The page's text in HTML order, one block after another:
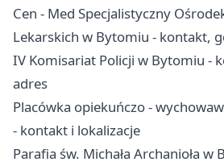
Cen - Med Specjalistyczny
Lekarskich w Bytomiu - kontakt,
IV Komisariat Policji w Bytomiu -
adres
Placówka opiekuńczo -
- kontakt i lokalizacje
Parafia św. Michała Archanioła w